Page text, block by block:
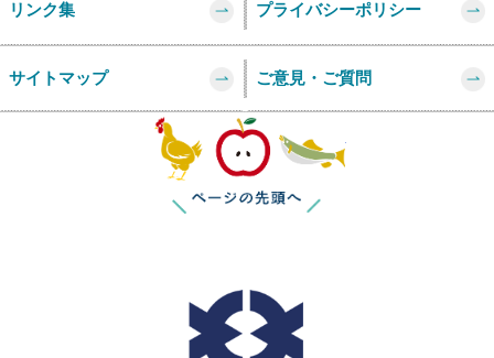
リンク集 プライバシーポリシー
サイトマップ ご意見・ご質問